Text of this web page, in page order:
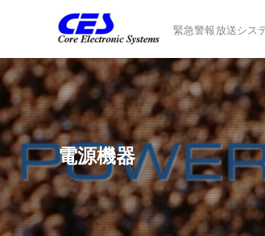
緊急警報放送シス
電源機器